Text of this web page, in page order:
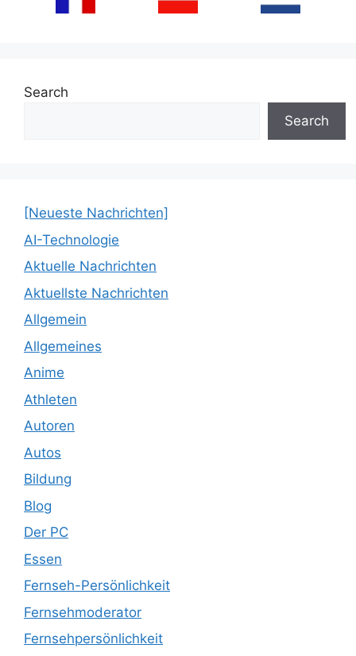
Search
Search
[Neueste Nachrichten]
AI-Technologie
Aktuelle Nachrichten
Aktuellste Nachrichten
Allgemein
Allgemeines
Anime
Athleten
Autoren
Autos
Bildung
Blog
Der PC
Essen
Fernseh-Persönlichkeit
Fernsehmoderator
Fernsehpersönlichkeit